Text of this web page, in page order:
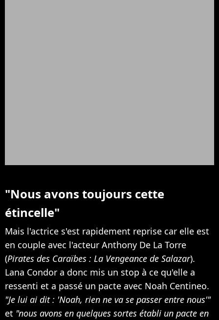
"Nous avons toujours cette
étincelle"
Mais l'actrice s'est rapidement reprise car elle est
en couple avec l'acteur Anthony De La Torre
(Pirates des Caraïbes : La Vengeance de Salazar).
Lana Condor a donc mis un stop à ce qu'elle a
ressenti et a passé un pacte avec Noah Centineo.
"Je lui ai dit : 'Noah, rien ne va se passer entre nous'"
et "nous avons en quelques sortes établi un pacte en